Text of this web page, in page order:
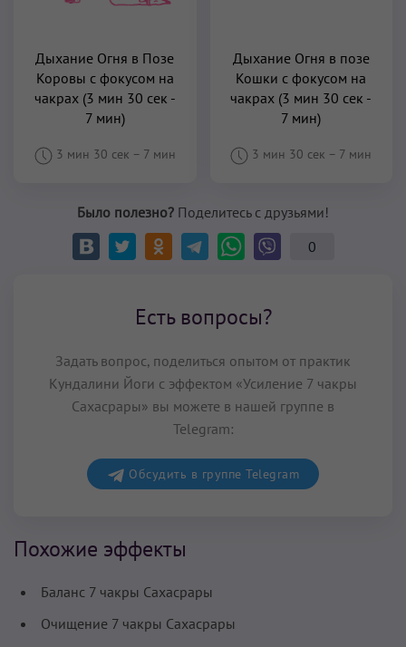
Дыхание Огня в Позе
Коровы с фокусом на
чакрах (3 мин 30 сек -
7 мин)
3 мин 30 сек – 7 мин
Дыхание Огня в позе
Кошки с фокусом на
чакрах (3 мин 30 сек -
7 мин)
3 мин 30 сек – 7 мин
Было полезно? Поделитесь с друзьями!
0
Есть вопросы?
Задать вопрос, поделиться опытом от практик
Кундалини Йоги с эффектом «Усиление 7 чакры
Сахасрары» вы можете в нашей группе в
Telegram:
Обсудить в группе Telegram
Похожие эффекты
Баланс 7 чакры Сахасрары
Очищение 7 чакры Сахасрары